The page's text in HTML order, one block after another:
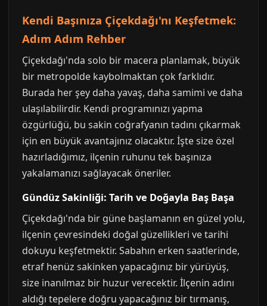
Kendi Başınıza Çiçekdağı'nı Keşfetmek:
Adım Adım Rehber
Çiçekdağı'nda solo bir macera planlamak, büyük
bir metropolde kaybolmaktan çok farklıdır.
Burada her şey daha yavaş, daha samimi ve daha
ulaşılabilirdir. Kendi programınızı yapma
özgürlüğü, bu sakin coğrafyanın tadını çıkarmak
için en büyük avantajınız olacaktır. İşte size özel
hazırladığımız, ilçenin ruhunu tek başınıza
yakalamanızı sağlayacak öneriler.
Gündüz Sakinliği: Tarih ve Doğayla Baş Başa
Çiçekdağı'nda bir güne başlamanın en güzel yolu,
ilçenin çevresindeki doğal güzellikleri ve tarihi
dokuyu keşfetmektir. Sabahın erken saatlerinde,
etraf henüz sakinken yapacağınız bir yürüyüş,
size inanılmaz bir huzur verecektir. İlçenin adını
aldığı tepelere doğru yapacağınız bir tırmanış,